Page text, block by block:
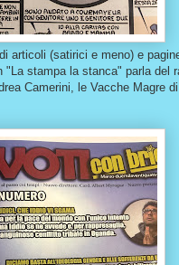
articoli (satirici e meno) e
stampa la stanca" parla del
Camerini, le Vacche Magre